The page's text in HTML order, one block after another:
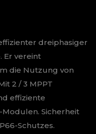
dreiphasiger
Er vereint
die Nutzung von
2 / 3 MPPT
effiziente
Sicherheit
Schutzes.